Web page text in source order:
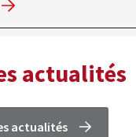
actualités
actualités